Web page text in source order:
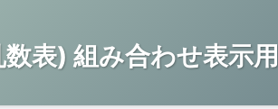
表) 組み合わせ表示